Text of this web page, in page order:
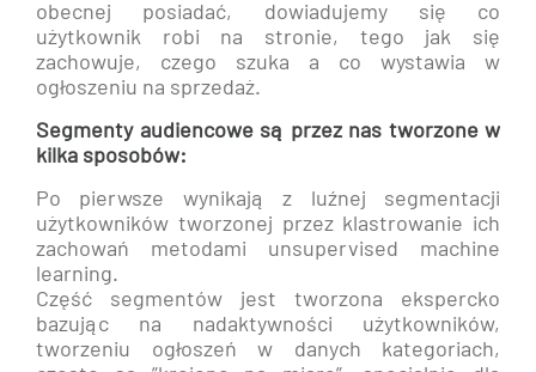
obecnej posiadać, dowiadujemy się co
użytkownik robi na stronie, tego jak się
zachowuje, czego szuka a co wystawia w
ogłoszeniu na sprzedaż.
Segmenty audiencowe są przez nas tworzone w
kilka sposobów:
Po pierwsze wynikają z luźnej segmentacji
użytkowników tworzonej przez klastrowanie ich
zachowań metodami unsupervised machine
learning.
Część segmentów jest tworzona ekspercko
bazując na nadaktywności użytkowników,
tworzeniu ogłoszeń w danych kategoriach,